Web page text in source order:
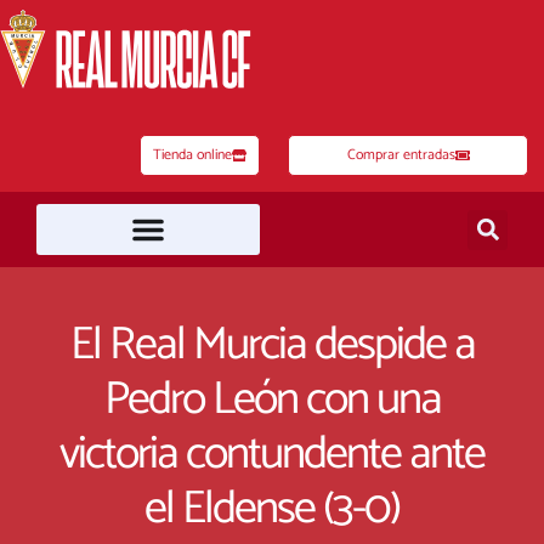
al
contenido
Tienda online Comprar entradas
El Real Murcia despide a
Pedro León con una
victoria contundente ante
el Eldense (3-0)